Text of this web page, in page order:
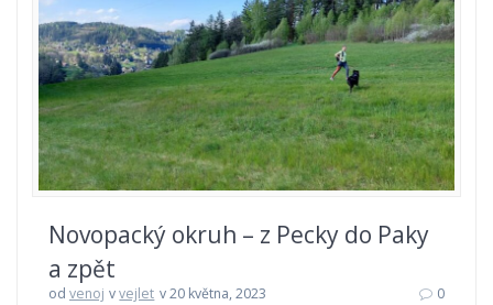
Novopacký okruh – z Pecky do Paky
a zpět
od venoj vvejlet v 20 května, 2023 0